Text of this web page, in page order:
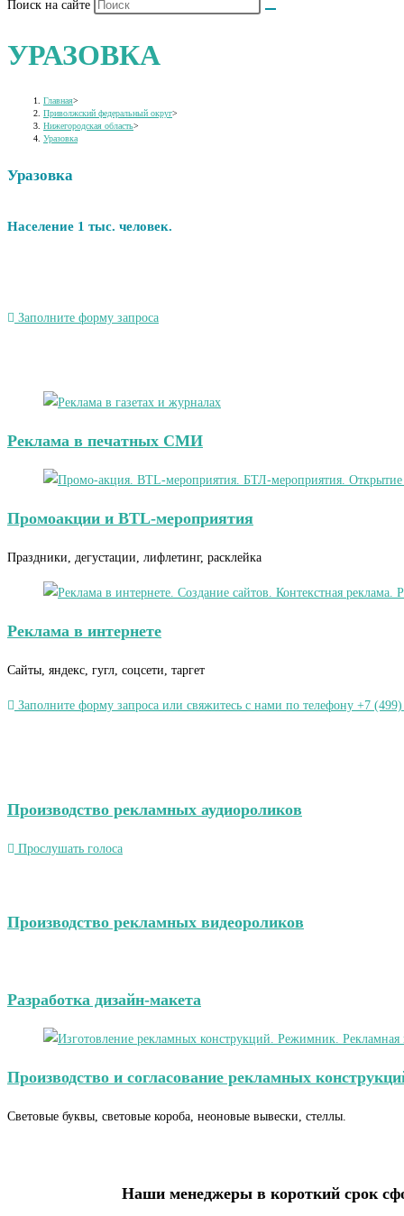
Поиск на сайте
УРАЗОВКА
Главная>
Приволжский федеральный округ>
Нижегородская область>
Уразовка
Уразовка
Население 1 тыс. человек.
Заполните форму запроса
Реклама в печатных СМИ
Промоакции и BTL-мероприятия
Праздники, дегустации, лифлетинг, расклейка
Реклама в интернете
Сайты, яндекс, гугл, соцсети, таргет
Заполните форму запроса или свяжитесь с нами по телефону +7
Производство рекламных аудиороликов
Прослушать голоса
Производство рекламных видеороликов
Разработка дизайн-макета
Производство и согласование рекламных
Световые буквы, световые короба, неоновые вывески, стеллы.
Наши менеджеры в короткий срок